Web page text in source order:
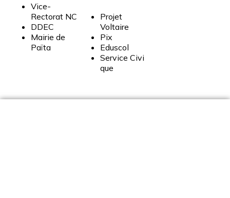
Vice-
Rectorat NC
DDEC
Mairie de
Païta
Projet
Voltaire
Pix
Eduscol
Service Civi
que